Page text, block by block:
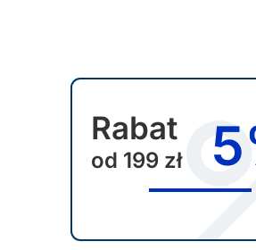
Rabat
od 199 zł